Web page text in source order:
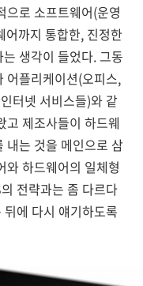
로 소프트웨어(운영
어까지 통합한, 진정한
생각이 들었다. 그동
어플리케이션(오피스,
터넷 서비스들)와 같
고 제조사들이 하드웨
내는 것을 메인으로 삼
와 하드웨어의 일체형
전략과는 좀 다르다
에 다시 얘기하도록